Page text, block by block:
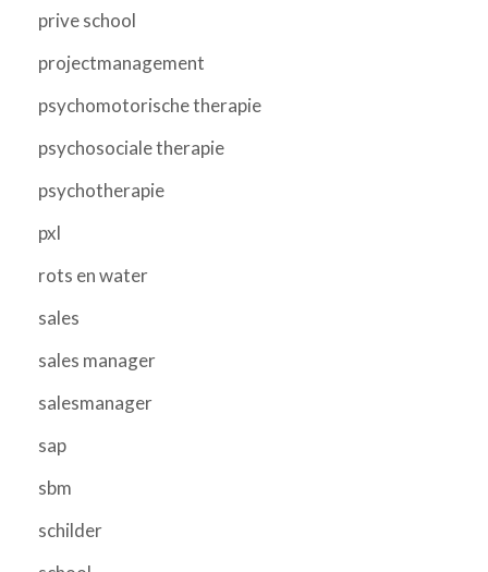
prive school
projectmanagement
psychomotorische therapie
psychosociale therapie
psychotherapie
pxl
rots en water
sales
sales manager
salesmanager
sap
sbm
schilder